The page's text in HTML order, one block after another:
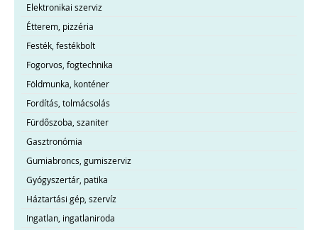
Elektronikai szerviz
Étterem, pizzéria
Festék, festékbolt
Fogorvos, fogtechnika
Földmunka, konténer
Fordítás, tolmácsolás
Fürdőszoba, szaniter
Gasztronómia
Gumiabroncs, gumiszerviz
Gyógyszertár, patika
Háztartási gép, szervíz
Ingatlan, ingatlaniroda